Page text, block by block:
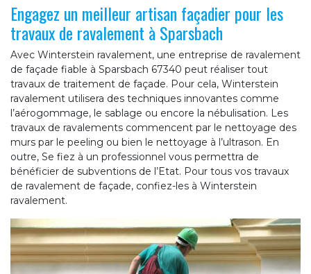
Engagez un meilleur artisan façadier pour les
travaux de ravalement à Sparsbach
Avec Winterstein ravalement, une entreprise de ravalement
de façade fiable à Sparsbach 67340 peut réaliser tout
travaux de traitement de façade. Pour cela, Winterstein
ravalement utilisera des techniques innovantes comme
l’aérogommage, le sablage ou encore la nébulisation. Les
travaux de ravalements commencent par le nettoyage des
murs par le peeling ou bien le nettoyage à l’ultrason. En
outre, Se fiez à un professionnel vous permettra de
bénéficier de subventions de l’Etat. Pour tous vos travaux
de ravalement de façade, confiez-les à Winterstein
ravalement.